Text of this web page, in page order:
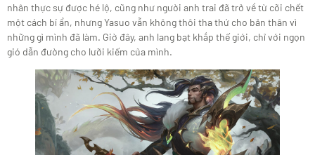
nhân thực sự được hé lộ, cũng như người anh trai đã trở về từ cõi chết
một cách bí ẩn, nhưng Yasuo vẫn không thôi tha thứ cho bản thân vì
những gì mình đã làm. Giờ đây, anh lang bạt khắp thế giới, chỉ với ngọn
gió dẫn đường cho lưỡi kiếm của mình.